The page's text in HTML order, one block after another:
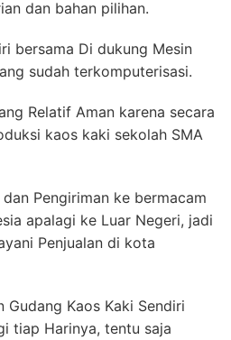
dan bahan pilihan.
bersama Di dukung Mesin
sudah terkomputerisasi.
Relatif Aman karena secara
kaos kaki sekolah SMA
Pengiriman ke bermacam
apalagi ke Luar Negeri, jadi
Penjualan di kota
Gudang Kaos Kaki Sendiri
tiap Harinya, tentu saja